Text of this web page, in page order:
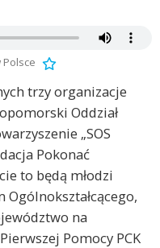
trzy organizacje
Oddział
„SOS
Pokonać
to będą młodzi
na
Pomocy PCK